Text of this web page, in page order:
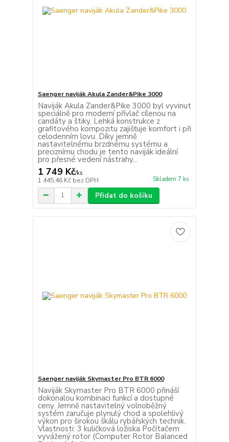
Saenger naviják Akula Zander&Pike 3000
Naviják Akula Zander&Pike 3000 byl vyvinut
speciálně pro moderní přívlač cílenou na
candáty a štiky. Lehká konstrukce z
grafitového kompozitu zajišťuje komfort i při
celodenním lovu. Díky jemně
nastavitelnému brzdnému systému a
preciznímu chodu je tento naviják ideální
pro přesné vedení nástrahy...
1 749 Kč/ks
1 445,46 Kč bez DPH Skladem 7 ks
Přidat do košíku
Saenger naviják Skymaster Pro BTR 6000
Naviják Skymaster Pro BTR 6000 přináší
dokonalou kombinaci funkcí a dostupné
ceny. Jemně nastavitelný volnoběžný
systém zaručuje plynulý chod a spolehlivý
výkon pro širokou škálu rybářských technik.
Vlastnosti: 3 kuličková ložiska Počítačem
vyvážený rotor (Computer Rotor Balanced